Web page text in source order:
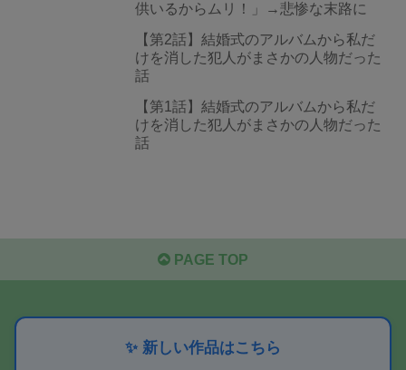
供いるからムリ！」→悲惨な末路に
【第2話】結婚式のアルバムから私だ
けを消した犯人がまさかの人物だった
話
【第1話】結婚式のアルバムから私だ
けを消した犯人がまさかの人物だった
話
PAGE TOP
✨ 新しい作品はこちら